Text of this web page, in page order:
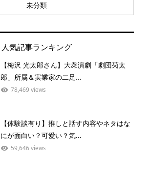
未分類
人気記事ランキング
【梅沢 光太郎さん】大衆演劇「劇団菊太
郎」所属＆実業家の二足...
78,469 views
【体験談有り】推しと話す内容やネタはな
にが面白い？可愛い？気...
59,646 views